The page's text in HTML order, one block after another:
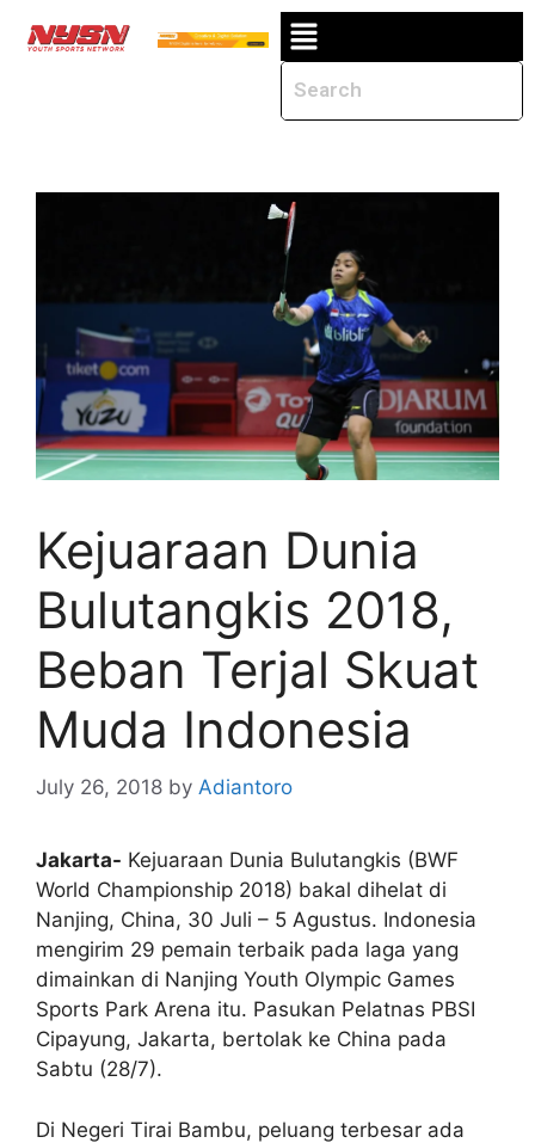
Kejuaraan Dunia
Bulutangkis 2018,
Beban Terjal Skuat
Muda Indonesia
July 26, 2018 by Adiantoro
Jakarta- Kejuaraan Dunia Bulutangkis (BWF
World Championship 2018) bakal dihelat di
Nanjing, China, 30 Juli – 5 Agustus. Indonesia
mengirim 29 pemain terbaik pada laga yang
dimainkan di Nanjing Youth Olympic Games
Sports Park Arena itu. Pasukan Pelatnas PBSI
Cipayung, Jakarta, bertolak ke China pada
Sabtu (28/7).
Di Negeri Tirai Bambu, peluang terbesar ada